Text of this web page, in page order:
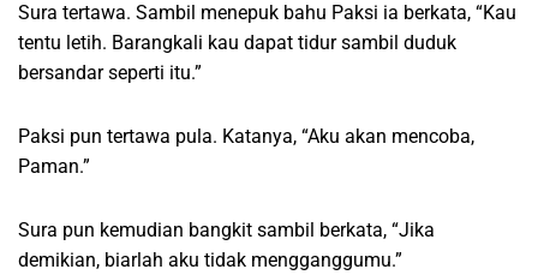
Sura tertawa. Sambil menepuk bahu Paksi ia berkata, “Kau
tentu letih. Barangkali kau dapat tidur sambil duduk
bersandar seperti itu.”
Paksi pun tertawa pula. Katanya, “Aku akan mencoba,
Paman.”
Sura pun kemudian bangkit sambil berkata, “Jika
demikian, biarlah aku tidak mengganggumu.”